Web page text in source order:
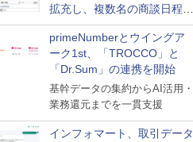
拡充し、複数名の商談日程調
整を効率化
primeNumberとウイングア
ーク1st、「TROCCO」と
「Dr.Sum」の連携を開始
基幹データの集約からAI活用・
業務還元までを一貫支援
インフォマート、取引データ